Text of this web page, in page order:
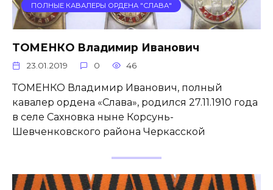
ПОЛНЫЕ КАВАЛЕРЫ ОРДЕНА "СЛАВА"
ТОМЕНКО Владимир Иванович
23.01.2019 0 46
ТОМЕНКО Владимир Иванович, полный
кавалер ордена «Слава», родился 27.11.1910 года
в селе Сахновка ныне Корсунь-
Шевченковского района Черкасской